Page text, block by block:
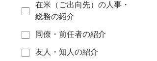
在米（ご出向先）の人事・
総務の紹介
同僚・前任者の紹介
友人・知人の紹介